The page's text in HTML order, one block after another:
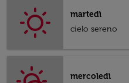
martedì
cielo sereno
mercoledì